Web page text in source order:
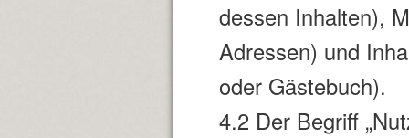
dessen Inhalten),
Adressen) und
oder Gästebuch).
4.2 Der Begriff